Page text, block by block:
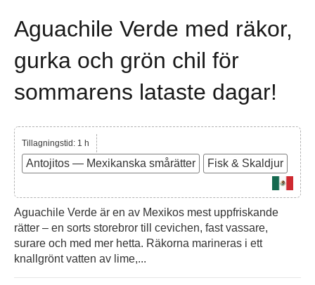
Aguachile Verde med räkor,
gurka och grön chil för
sommarens lataste dagar!
Tillagningstid: 1 h
Antojitos — Mexikanska smårätter Fisk & Skaldjur
Aguachile Verde är en av Mexikos mest uppfriskande
rätter – en sorts storebror till cevichen, fast vassare,
surare och med mer hetta. Räkorna marineras i ett
knallgrönt vatten av lime,...